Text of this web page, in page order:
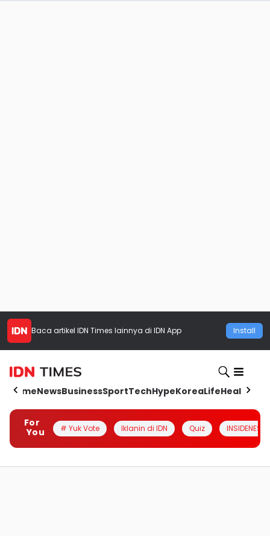
Baca artikel IDN Times lainnya di IDN App Install
HomeNewsBusinessSportTechHypeKoreaLifeHealth
For
You
# Yuk Vote Iklanin di IDN Quiz INSIDENESIA